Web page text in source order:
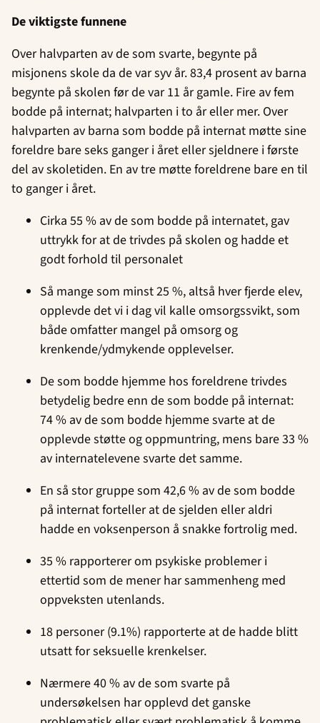
De viktigste funnene
Over halvparten av de som svarte, begynte på
misjonens skole da de var syv år. 83,4 prosent av barna
begynte på skolen før de var 11 år gamle. Fire av fem
bodde på internat; halvparten i to år eller mer. Over
halvparten av barna som bodde på internat møtte sine
foreldre bare seks ganger i året eller sjeldnere i første
del av skoletiden. En av tre møtte foreldrene bare en til
to ganger i året.
Cirka 55 % av de som bodde på internatet, gav
uttrykk for at de trivdes på skolen og hadde et
godt forhold til personalet
Så mange som minst 25 %, altså hver fjerde elev,
opplevde det vi i dag vil kalle omsorgssvikt, som
både omfatter mangel på omsorg og
krenkende/ydmykende opplevelser.
De som bodde hjemme hos foreldrene trivdes
betydelig bedre enn de som bodde på internat:
74 % av de som bodde hjemme svarte at de
opplevde støtte og oppmuntring, mens bare 33 %
av internatelevene svarte det samme.
En så stor gruppe som 42,6 % av de som bodde
på internat forteller at de sjelden eller aldri
hadde en voksenperson å snakke fortrolig med.
35 % rapporterer om psykiske problemer i
ettertid som de mener har sammenheng med
oppveksten utenlands.
18 personer (9.1%) rapporterte at de hadde blitt
utsatt for seksuelle krenkelser.
Nærmere 40 % av de som svarte på
undersøkelsen har opplevd det ganske